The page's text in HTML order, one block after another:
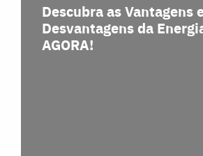
Descubra as Vantagens
Desvantagens da
AGORA!